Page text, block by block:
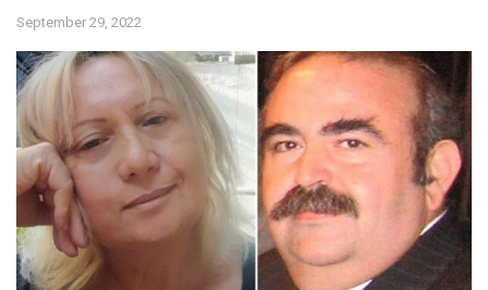
September 29, 2022